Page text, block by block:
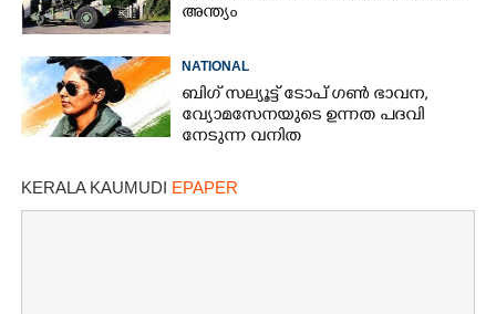
അന്ത്യം
NATIONAL
ബിഗ് സല്യൂട്ട് ടോപ് ഗൺ ഭാവന,​
വ്യോമസേനയുടെ ഉന്നത പദവി
നേടുന്ന വനിത
KERALA KAUMUDI EPAPER